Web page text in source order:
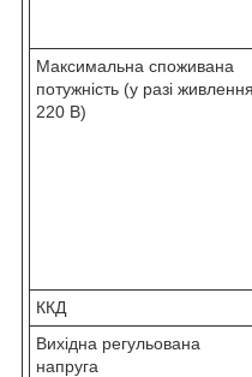
Максимальна споживана
потужність (у разі живлення
220 В)
ККД
Вихідна регульована
напруга